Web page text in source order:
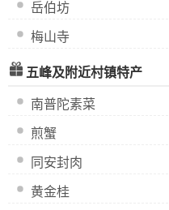
岳伯坊
梅山寺
五峰及附近村镇特产
南普陀素菜
煎蟹
同安封肉
黄金桂